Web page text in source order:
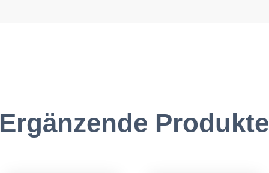
Ergänzende Produkte